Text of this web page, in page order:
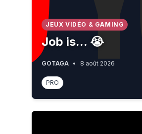
JEUX VIDÉO & GAMING
Job is... 😭
GOTAGA • 8 août 2026
PRO
What Normal Car Shocks